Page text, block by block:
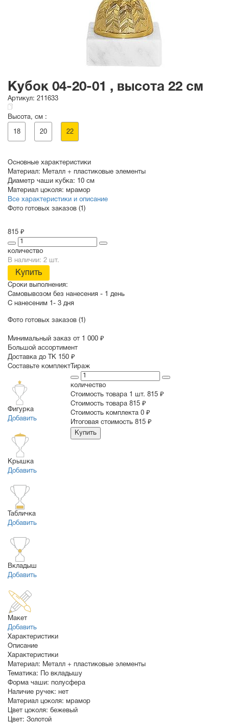
Кубок 04-20-01 , высота 22 см
Артикул: 211633
Высота, см :
18 20 22
Основные характеристики
Материал: Металл + пластиковые элементы
Диаметр чаши кубка: 10 см
Материал цоколя: мрамор
Все характеристики и описание
Фото готовых заказов (1)
815 ₽
количество
В наличии: 2 шт.
Купить
Сроки выполнения:
Самовывозом без нанесения - 1 день
С нанесеним 1- 3 дня
Фото готовых заказов (1)
Минимальный заказ от 1 000 ₽
Большой ассортимент
Доставка до ТК 150 ₽
Составьте комплект
Фигурка
Добавить
Крышка
Добавить
Табличка
Добавить
Вкладыш
Добавить
Макет
Добавить
Тираж
количество
Стоимость товара 1 шт. 815 ₽
Cтоимость товара 815 ₽
Стоимость комплекта 0 ₽
Итоговая стоимость 815 ₽
Купить
Характеристики
Описание
Характеристики
Материал: Металл + пластиковые элементы
Тематика:
По вкладышу
Форма чаши: полусфера
Наличие ручек: нет
Материал цоколя: мрамор
Цвет цоколя: бежевый
Цвет: Золотой